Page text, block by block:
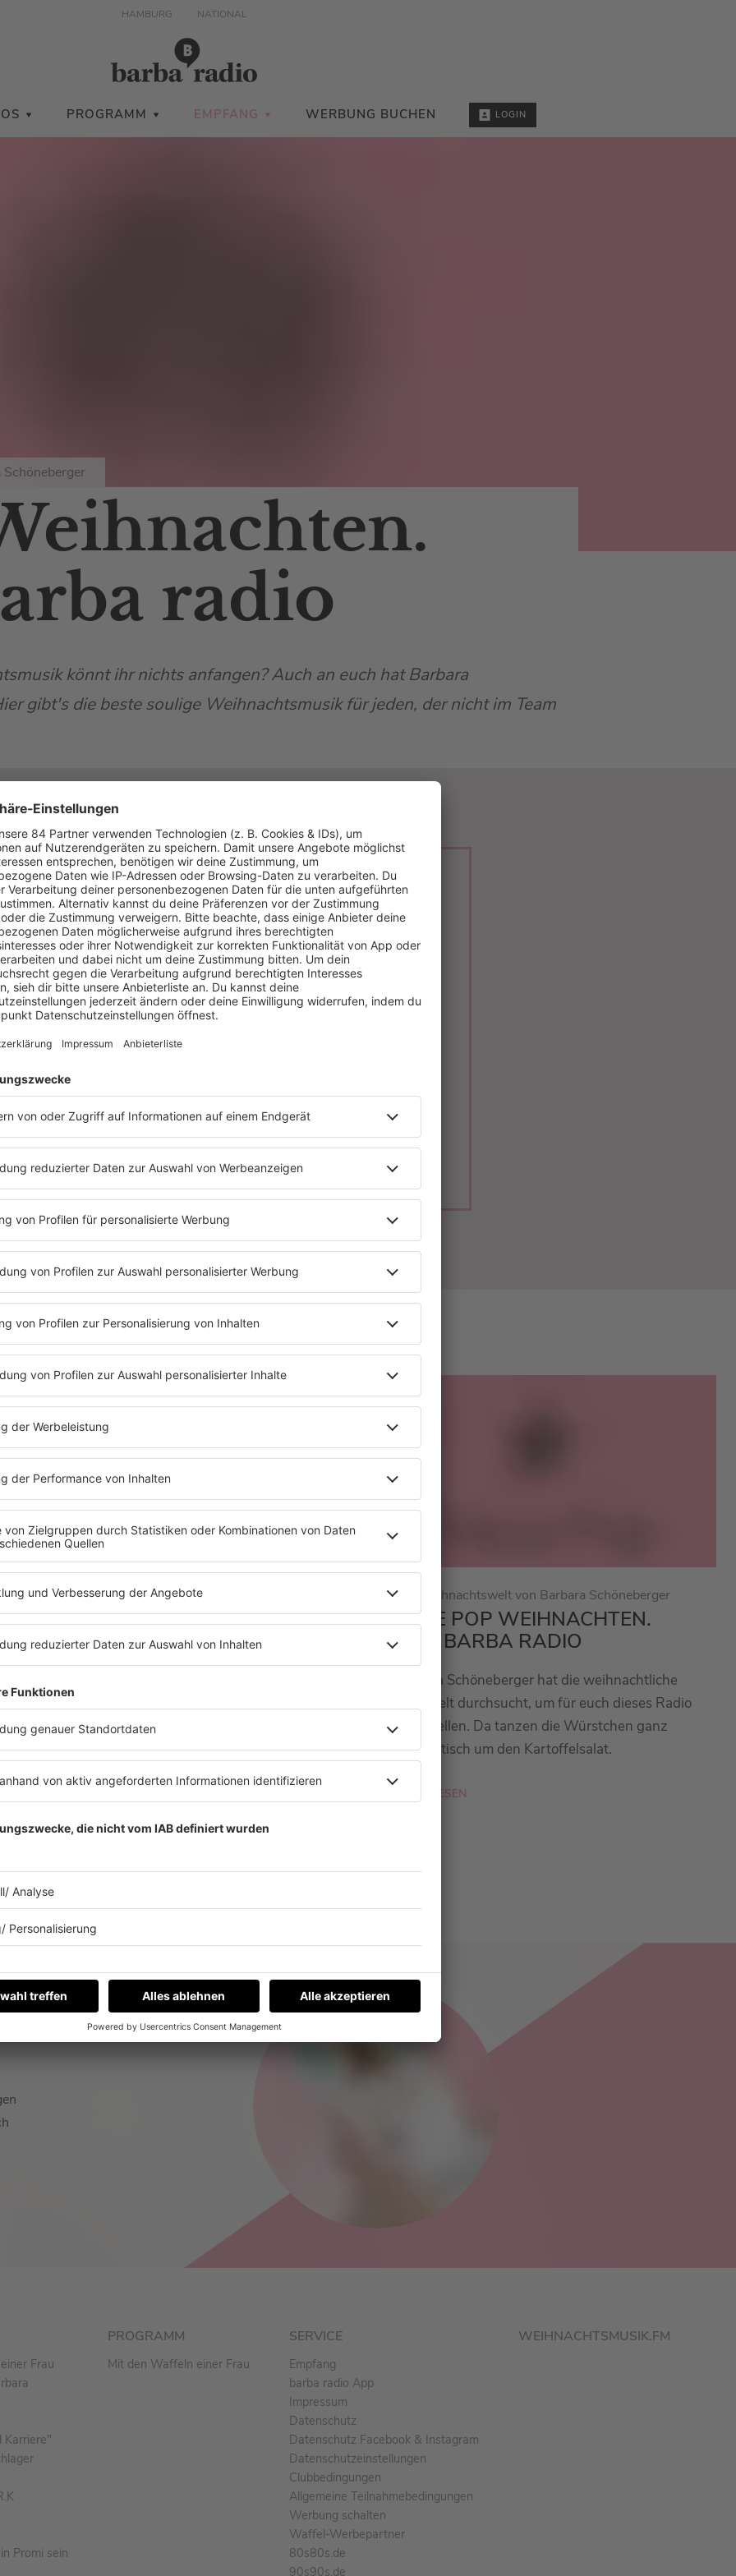
HAMBURG NATIONAL
PROGRAMM EMPFANG WERBUNG BUCHEN LOGIN
radio
könnt ihr nichts anfangen? Auch an euch hat Barbara
gibt's die beste soulige Weihnachtsmusik für jeden, der nicht im Team
ABSPIELEN
BLACK SOUL
WEIHNACHTEN
Weihnachtsradios von barba radio
Die Weihnachtswelt von Barbara Schöneberger:
BEST OF WEIHNACHTSHITS.
VON BARBA RADIO
Weihnachtshits gesammelt und in ein Radio
gepackt. Alle Hits und Klassiker, die man kennt.
Da kommt selbst der Grinch in
Weihnachtsstimmung!
Die Weihnachtswelt von Barbara Schöneberger
NEUE POP WEIHNACHTEN.
VON BARBA RADIO
Barbara Schöneberger hat die weihnachtliche
Pop-Welt durchsucht, um für euch dieses Radio
zu erstellen. Da tanzen die Würstchen ganz
automatisch um den Kartoffelsalat.
MEHR LESEN
Frau
Karriere"
Promi sein
PROGRAMM
Mit den Waffeln einer Frau
SERVICE
Empfang
barba radio App
Impressum
Datenschutz
Datenschutz Facebook & Instagram
Datenschutzeinstellungen
Clubbedingungen
Allgemeine Teilnahmebedingungen
Werbung schalten
Waffel-Werbepartner
80s80s.de
90s90s.de
WEIHNACHTSMUSIK.FM